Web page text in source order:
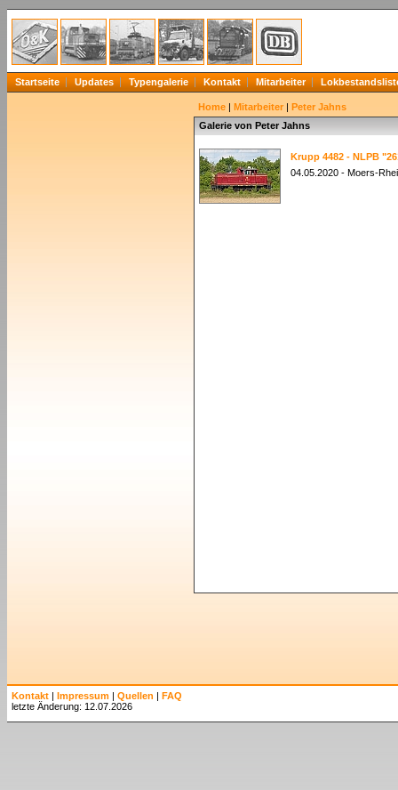
Startseite Updates Typengalerie Kontakt Mitarbeiter
Home | Mitarbeiter | Peter Jahns
Galerie von Peter Jahns
Krupp 4482 - NLPB
04.05.2020 - Moers-
Kontakt | Impressum | Quellen | FAQ
letzte Änderung: 12.07.2026